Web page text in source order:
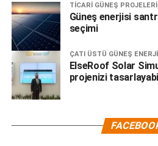
TICARI GÜNEŞ PROJELERI
Güneş enerjisi
seçimi
ÇATI ÜSTÜ GÜNEŞ
ElseRoof Solar
projenizi